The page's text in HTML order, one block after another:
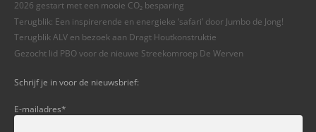
2026 gestart met een mooie CO₂ besparing
Terugblik: Een inspirerende en energieke ‘safari’ door Jumbo de Jong!
Terugblik ALV en bezoek aan Dragt Houtkonstruktie
Gezocht lid PBO voor de nieuwe Streekomroep De Werven
Schrijf je in voor de nieuwsbrief:
E-mailadres*